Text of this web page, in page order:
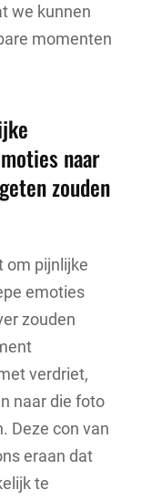
we kunnen
momenten
naar
zouden
om pijnlijke
emoties
zouden
verdriet,
naar die foto
Deze con van
eraan dat
te